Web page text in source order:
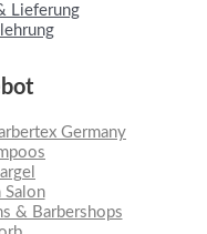
Lieferung
Germany
Salon
& Barbershops